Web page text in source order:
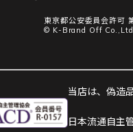
東京都公安委員会許
© K-Brand Off
当店は、偽造
日本流通自主